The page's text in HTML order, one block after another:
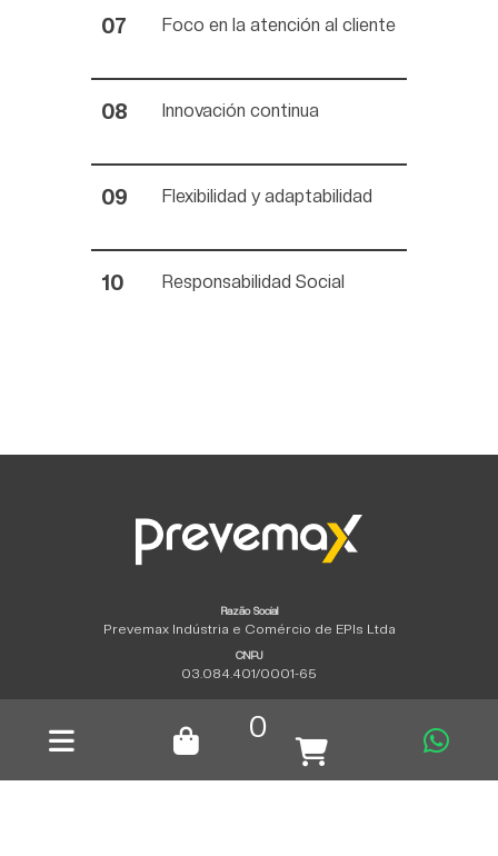
Foco en la atención al cliente
Innovación continua
Flexibilidad y adaptabilidad
Responsabilidad Social
0
Razão Social
Prevemax Indústria e Comércio de EPIs Ltda
CNPJ
03.084.401/0001-65
Copyright © 2026 | Todos los derechos reservados.
Política de Privacidad
|tempero propaganda